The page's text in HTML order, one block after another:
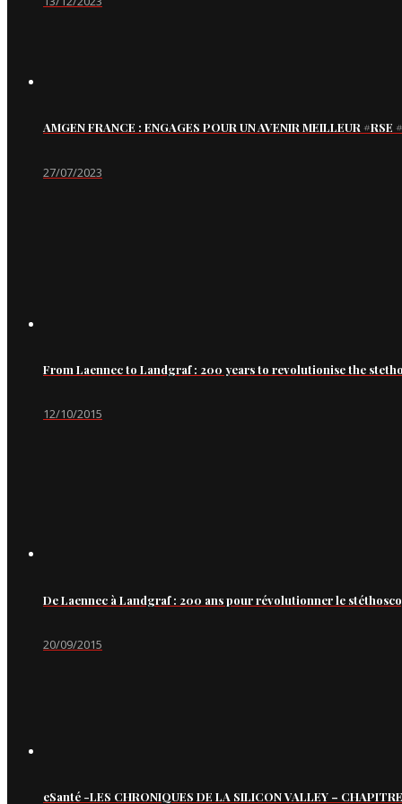
AMGEN FRANCE : ENGAGES POUR UN AVENIR MEILLEUR
27/07/2023
From Laennec to Landgraf : 200 years to revolutionise the
12/10/2015
De Laennec à Landgraf : 200 ans pour révolutionner le
20/09/2015
eSanté -LES CHRONIQUES DE LA SILICON VALLEY –